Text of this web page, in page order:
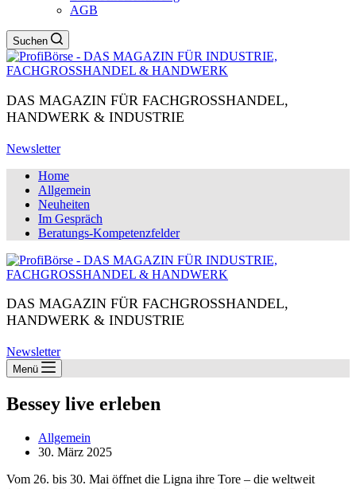
AGB
Suchen
DAS MAGAZIN FÜR FACHGROSSHANDEL,
HANDWERK & INDUSTRIE
Newsletter
Home
Allgemein
Neuheiten
Im Gespräch
Beratungs-Kompetenzfelder
DAS MAGAZIN FÜR FACHGROSSHANDEL,
HANDWERK & INDUSTRIE
Newsletter
Menü
Bessey live erleben
Allgemein
30. März 2025
Vom 26. bis 30. Mai öffnet die Ligna ihre Tore – die weltweit